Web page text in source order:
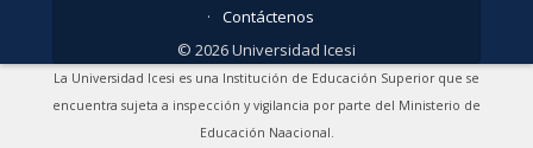
Contáctenos
© 2026 Universidad Icesi
La Universidad Icesi es una Institución de Educación Superior que se
encuentra sujeta a inspección y vigilancia por parte del Ministerio de
Educación Naacional.